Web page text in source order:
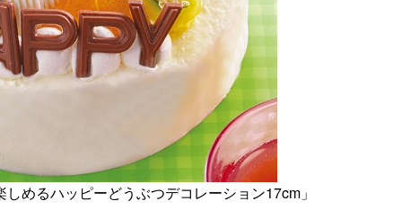
めるハッピーどうぶつデコレーション17cm」